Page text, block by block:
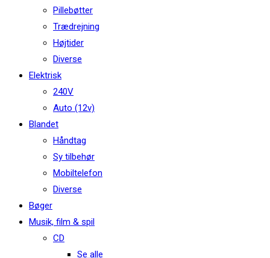
Pillebøtter
Trædrejning
Højtider
Diverse
Elektrisk
240V
Auto (12v)
Blandet
Håndtag
Sy tilbehør
Mobiltelefon
Diverse
Bøger
Musik, film & spil
CD
Se alle